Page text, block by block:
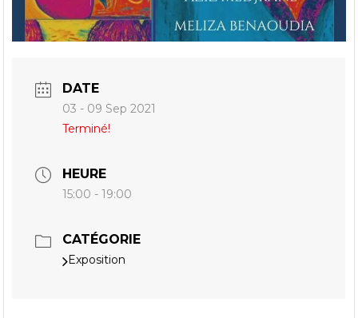
DATE
03 - 09 Sep 2021
Terminé!
HEURE
15:00 - 19:00
CATÉGORIE
Exposition